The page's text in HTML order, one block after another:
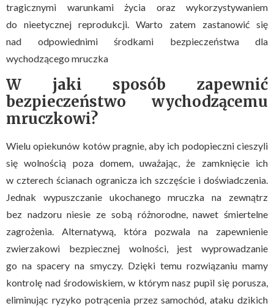
tragicznymi warunkami życia oraz wykorzystywaniem
do nieetycznej reprodukcji. Warto zatem zastanowić się
nad odpowiednimi środkami bezpieczeństwa dla
wychodzącego mruczka
W jaki sposób zapewnić
bezpieczeństwo wychodzącemu
mruczkowi?
Wielu opiekunów kotów pragnie, aby ich podopieczni cieszyli
się wolnością poza domem, uważając, że zamknięcie ich
w czterech ścianach ogranicza ich szczęście i doświadczenia.
Jednak wypuszczanie ukochanego mruczka na zewnątrz
bez nadzoru niesie ze sobą różnorodne, nawet śmiertelne
zagrożenia. Alternatywą, która pozwala na zapewnienie
zwierzakowi bezpiecznej wolności, jest wyprowadzanie
go na spacery na smyczy. Dzięki temu rozwiązaniu mamy
kontrolę nad środowiskiem, w którym nasz pupil się porusza,
eliminując ryzyko potrącenia przez samochód, ataku dzikich